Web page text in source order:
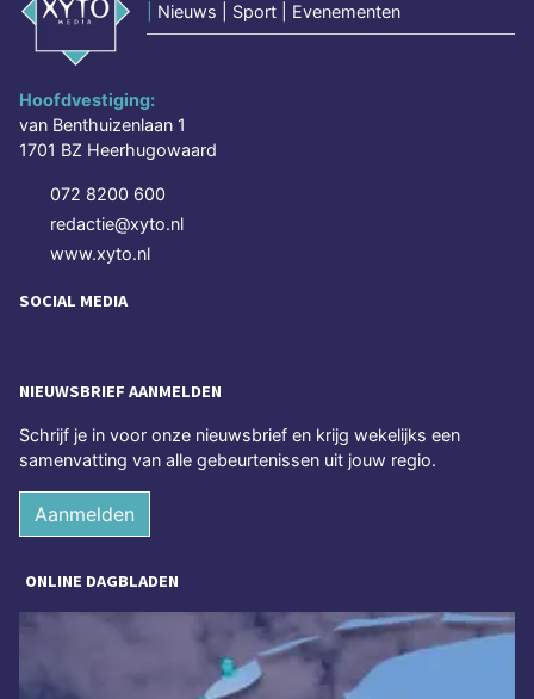
Nieuws | Sport | Evenementen
Hoofdvestiging:
van Benthuizenlaan 1
1701 BZ Heerhugowaard
072 8200 600
redactie@xyto.nl
www.xyto.nl
SOCIAL MEDIA
NIEUWSBRIEF AANMELDEN
Schrijf je in voor onze nieuwsbrief en krijg wekelijks een
samenvatting van alle gebeurtenissen uit jouw regio.
Aanmelden
ONLINE DAGBLADEN